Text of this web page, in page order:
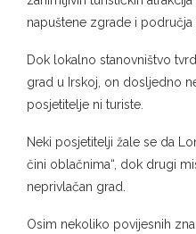
napuštene zgrade i područja
Dok lokalno stanovništvo
grad u Irskoj, on dosljedno
posjetitelje ni turiste.
Neki posjetitelji žale se da
čini oblačnima“, dok drugi
neprivlačan grad.
Osim nekoliko povijesnih